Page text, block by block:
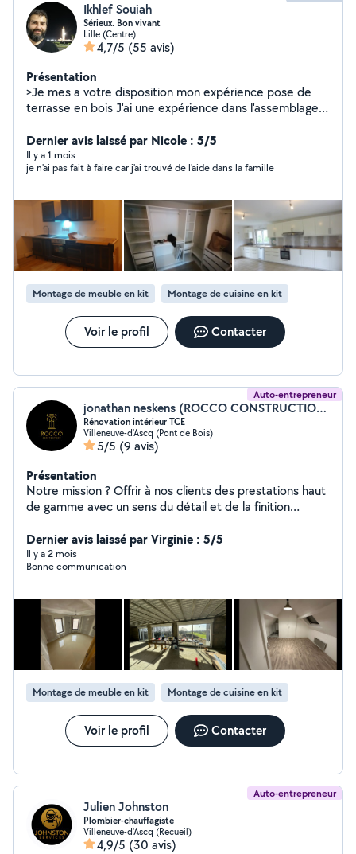
Ikhlef Souiah
Sérieux. Bon vivant
Lille (Centre)
4,7/5 (55 avis)
Présentation
>Je mes a votre disposition mon expérience pose de
terrasse en bois J'ai une expérience dans l'assemblage
disposition mon expérience de 10 ans dans le montage
tous sortes de meuble, Chambre,pose cuisine .... >Je
suis à votre disposition pour tout lavage automobile à
Dernier avis laissé par Nicole : 5/5
Il y a 1 mois
je n'ai pas fait à faire car j'ai trouvé de l'aide dans la famille
Montage de meuble en kit Montage de cuisine en kit
Voir le profil Contacter
Auto-entrepreneur
jonathan neskens (ROCCO CONSTRUCTION)
Rénovation intérieur TCE
Villeneuve-d'Ascq (Pont de Bois)
5/5 (9 avis)
Présentation
Notre mission ? Offrir à nos clients des prestations haut
de gamme avec un sens du détail et de la finition
construction neuve ou un projet d'aménagement, nous
mettons notre expertise au service de vos exigences.
Dernier avis laissé par Virginie : 5/5
Il y a 2 mois
Bonne communication
Montage de meuble en kit Montage de cuisine en kit
Voir le profil Contacter
Auto-entrepreneur
Julien Johnston
Plombier-chauffagiste
Villeneuve-d'Ascq (Recueil)
4,9/5 (30 avis)